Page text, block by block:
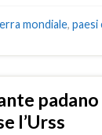
mondiale, paesi
padano
l’Urss